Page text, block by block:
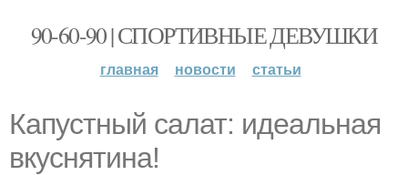
90-60-90 | СПОРТИВНЫЕ ДЕВУШКИ
главная новости статьи
Капустный салат: идеальная
вкуснятина!